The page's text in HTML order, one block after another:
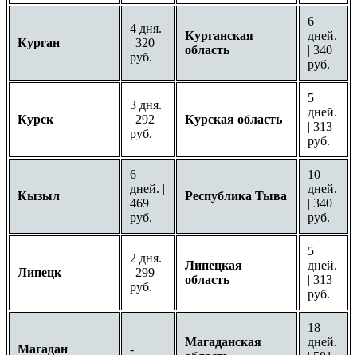
Курган
4 дня.
| 320
руб.
Курганская
область
6
дней.
| 340
руб.
Курск
3 дня.
| 292
руб.
Курская область
5
дней.
| 313
руб.
Кызыл
6
дней. |
469
руб.
Республика Тыва
10
дней.
| 340
руб.
Липецк
2 дня.
| 299
руб.
Липецкая
область
5
дней.
| 313
руб.
Магадан -
Магаданская
18
дней.